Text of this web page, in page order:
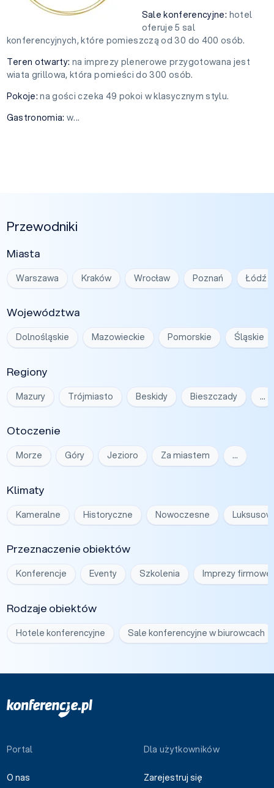
Sale konferencyjne: hotel
oferuje 5 sal
konferencyjnych, które pomieszczą od 30 do 400 osób.
Teren otwarty: na imprezy plenerowe przygotowana jest
wiata grillowa, która pomieści do 300 osób.
Pokoje:na gości czeka 49 pokoi w klasycznym stylu.
Gastronomia:w...
Przewodniki
Miasta
Warszawa Kraków Wrocław Poznań Łódź
Województwa
Dolnośląskie Mazowieckie Pomorskie Śląskie
Regiony
Mazury Trójmiasto Beskidy Bieszczady …
Otoczenie
Morze Góry Jezioro Za miastem …
Klimaty
Kameralne Historyczne Nowoczesne
Przeznaczenie obiektów
Konferencje Eventy Szkolenia Imprezy firmowe
Rodzaje obiektów
Hotele konferencyjne Sale konferencyjne w biurowcach
Portal
O nas
Dla użytkowników
Zarejestruj się